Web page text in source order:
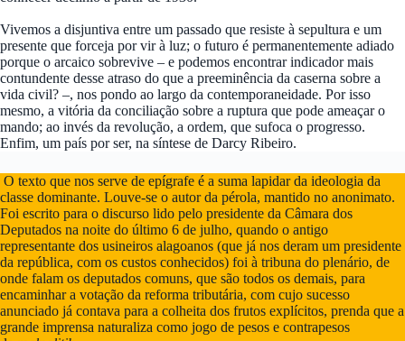
Vivemos a disjuntiva entre um passado que resiste à sepultura e um
presente que forceja por vir à luz; o futuro é permanentemente adiado
porque o arcaico sobrevive – e podemos encontrar indicador mais
contundente desse atraso do que a preeminência da caserna sobre a
vida civil? –, nos pondo ao largo da contemporaneidade. Por isso
mesmo, a vitória da conciliação sobre a ruptura que pode ameaçar o
mando; ao invés da revolução, a ordem, que sufoca o progresso.
Enfim, um país por ser, na síntese de Darcy Ribeiro.
O texto que nos serve de epígrafe é a suma lapidar da ideologia da
classe dominante. Louve-se o autor da pérola, mantido no anonimato.
Foi escrito para o discurso lido pelo presidente da Câmara dos
Deputados na noite do último 6 de julho, quando o antigo
representante dos usineiros alagoanos (que já nos deram um presidente
da república, com os custos conhecidos) foi à tribuna do plenário, de
onde falam os deputados comuns, que são todos os demais, para
encaminhar a votação da reforma tributária, com cujo sucesso
anunciado já contava para a colheita dos frutos explícitos, prenda que a
grande imprensa naturaliza como jogo de pesos e contrapesos